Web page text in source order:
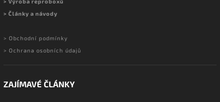
> Články a návody
> Obchodní podmínky
> Ochrana osobních údajů
ZAJÍMAVÉ ČLÁNKY